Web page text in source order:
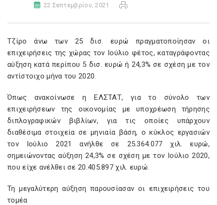
22 Σεπτεμβρίου, 2021
Τζίρο άνω των 25 δισ. ευρώ πραγματοποίησαν οι
επιχειρήσεις της χώρας τον Ιούλιο φέτος, καταγράφοντας
αύξηση κατά περίπου 5 δισ. ευρώ ή 24,3% σε σχέση με τον
αντίστοιχο μήνα του 2020.
Όπως ανακοίνωσε η ΕΛΣΤΑΤ, για το σύνολο των
επιχειρήσεων της οικονομίας με υποχρέωση τήρησης
διπλογραφικών βιβλίων, για τις οποίες υπάρχουν
διαθέσιμα στοιχεία σε μηνιαία βάση, ο κύκλος εργασιών
τον Ιούλιο 2021 ανήλθε σε 25.364.077 χιλ. ευρώ,
σημειώνοντας αύξηση 24,3% σε σχέση με τον Ιούλιο 2020,
που είχε ανέλθει σε 20.405.897 χιλ. ευρώ.
Τη μεγαλύτερη αύξηση παρουσίασαν οι επιχειρήσεις του
τομέα